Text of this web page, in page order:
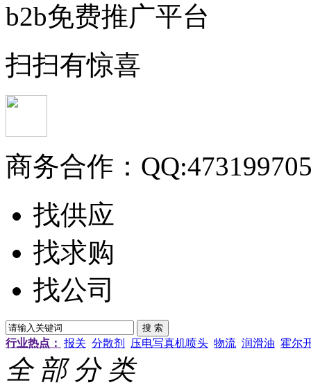
b2b免费推广平台
扫扫有惊喜
商务合作：
找供应
找求购
找公司
行业热点： 报关 分散剂 压电写真机喷头 物流 润滑油 霍尔
全 部 分 类